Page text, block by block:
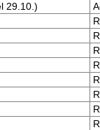
29.10.)